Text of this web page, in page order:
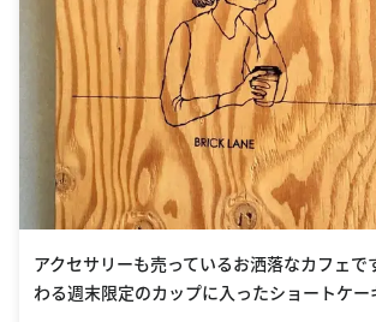
アクセサリーも売っているお洒落なカフェで
わる週末限定のカップに入ったショートケー